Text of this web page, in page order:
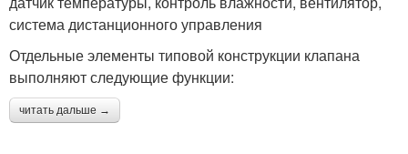
система дистанционного управления
Отдельные элементы типовой конструкции клапана
выполняют следующие функции:
читать дальше →